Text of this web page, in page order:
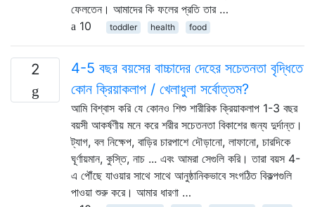
ফেলতেন। আমাদের কি ফলের প্রতি তার …
10
toddler health food
2
4-5 বছর বয়সের বাচ্চাদের দেহের সচেতনতা বৃদ্ধিতে
কোন ক্রিয়াকলাপ / খেলাধুলা সর্বোত্তম?
আমি বিশ্বাস করি যে কোনও শিশু শারীরিক ক্রিয়াকলাপ 1-3 বছর
বয়সী আকর্ষণীয় মনে করে শরীর সচেতনতা বিকাশের জন্য দুর্দান্ত।
ট্যাগ, বল নিক্ষেপ, বাড়ির চারপাশে দৌড়ানো, লাফানো, চারদিকে
ঘূর্ণায়মান, কুস্তি, নাচ ... এবং আমরা সেগুলি করি। তারা বয়স 4-
এ পৌঁছে যাওয়ার সাথে সাথে আনুষ্ঠানিকভাবে সংগঠিত বিকল্পগুলি
পাওয়া শুরু করে। আমার ধারণা …